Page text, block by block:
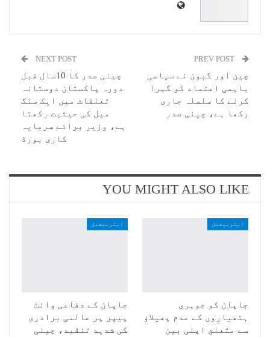
چین اور گبون نے سیاسی
باہمی اعتماد کو گہرا
کرنے کا سلسلہ جاری
رکھا ہے، چینی صدر
NEXT POST
چینی صدر کا 10سال قبل
دورہ پاکستان دوستانہ
تعلقات میں ایک سنگ
میل کی حیثیت رکھتا
ہے، وزیر برائے سرمایہ
کاری بورڈ
YOU MIGHT ALSO LIKE
انٹرنیشنل
جاپان کو جوہری
ہتھیاروں کے عدم پھیلاؤ
سے متعلق اپنی بین
انٹرنیشنل
جاپان کے دفاعی وائٹ
پیپر پر عالمی برادری
کی شدید تنقید، چینی